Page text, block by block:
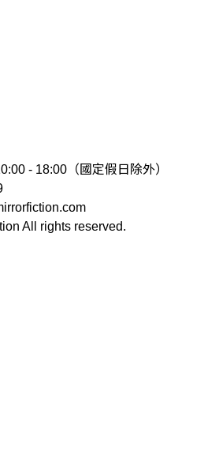
- 18:00（國定假日除外）
All rights reserved.